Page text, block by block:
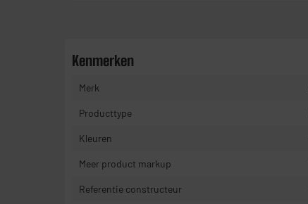
Kenmerken
Merk
Producttype
Kleuren
Meer product markup
Referentie constructeur